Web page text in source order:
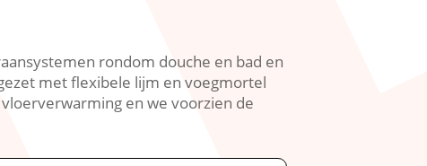
rondom douche en bad en
met flexibele lijm en voegmortel
en we voorzien de